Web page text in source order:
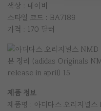
색상 : 네이비
스타일 코드 : BA7189
가격 : 170 달러
제품 정보
제품명 : 아디다스 오리지널